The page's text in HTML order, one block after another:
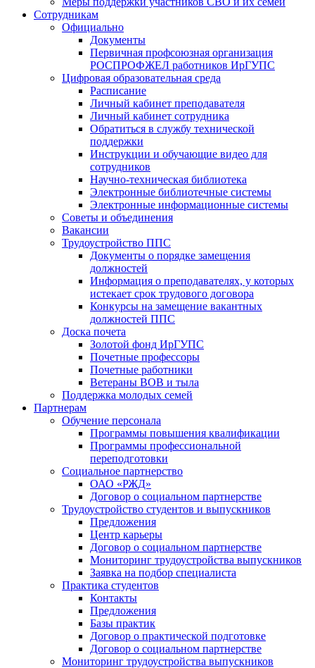
Сотрудникам
Официально
Документы
Первичная профсоюзная организация
РОСПРОФЖЕЛ работников ИрГУПС
Цифровая образовательная среда
Расписание
Личный кабинет преподавателя
Личный кабинет сотрудника
Обратиться в службу технической
поддержки
Инструкции и обучающие видео для
сотрудников
Научно-техническая библиотека
Электронные библиотечные системы
Электронные информационные системы
Советы и объединения
Вакансии
Трудоустройство ППС
Документы о порядке замещения
должностей
Информация о преподавателях, у которых
истекает срок трудового договора
Конкурсы на замещение вакантных
должностей ППС
Доска почета
Золотой фонд ИрГУПС
Почетные профессоры
Почетные работники
Ветераны ВОВ и тыла
Поддержка молодых семей
Партнерам
Обучение персонала
Программы повышения квалификации
Программы профессиональной
переподготовки
Социальное партнерство
ОАО «РЖД»
Договор о социальном партнерстве
Трудоустройство студентов и выпускников
Предложения
Центр карьеры
Договор о социальном партнерстве
Мониторинг трудоустройства выпускников
Заявка на подбор специалиста
Практика студентов
Контакты
Предложения
Базы практик
Договор о практической подготовке
Договор о социальном партнерстве
Мониторинг трудоустройства выпускников